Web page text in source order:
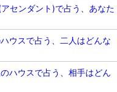
アセンダント)で占う、あなた
ハウスで占う、二人はどんな
のハウスで占う、相手はどん